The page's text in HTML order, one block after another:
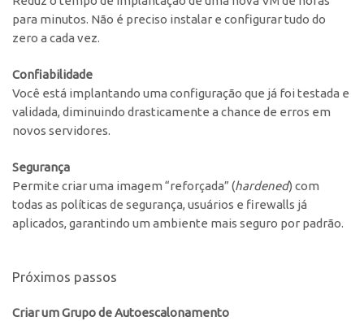
para minutos. Não é preciso instalar e configurar tudo do
zero a cada vez.
Confiabilidade
Você está implantando uma configuração que já foi testada e
validada, diminuindo drasticamente a chance de erros em
novos servidores.
Segurança
Permite criar uma imagem “reforçada” (hardened) com
todas as políticas de segurança, usuários e firewalls já
aplicados, garantindo um ambiente mais seguro por padrão.
Próximos passos
Criar um Grupo de Autoescalonamento